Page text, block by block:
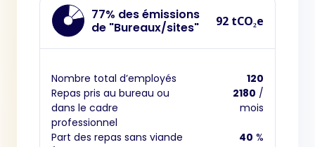
77% des émissions
de "Bureaux/sites"
92 tCO₂e
Nombre total d’employés
120
Repas pris au bureau ou
dans le cadre
professionnel
2180 /
mois
Part des repas sans viande 40 %